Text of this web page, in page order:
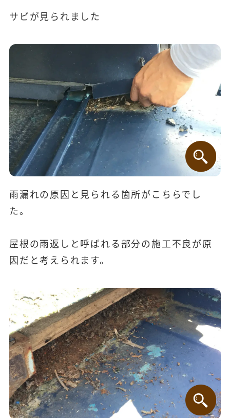
サビが見られました
雨漏れの原因と見られる箇所がこちらでし
た。
屋根の雨返しと呼ばれる部分の施工不良が原
因だと考えられます。